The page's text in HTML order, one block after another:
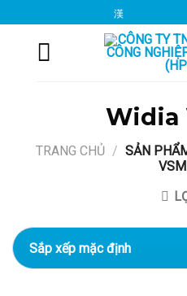
đến
Widia
TRANG CHỦ / SẢN